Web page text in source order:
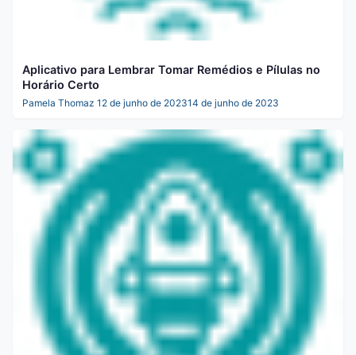
Aplicativo para Lembrar Tomar Remédios e Pílulas no
Horário Certo
Pamela Thomaz 12 de junho de 202314 de junho de 2023